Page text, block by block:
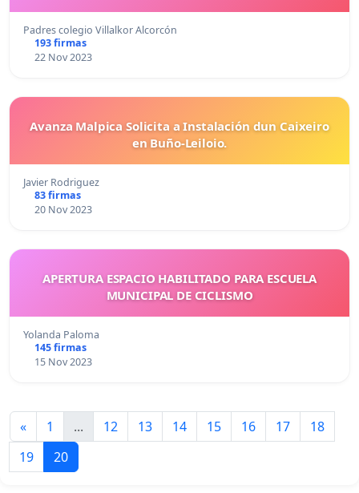
Padres colegio Villalkor Alcorcón
193 firmas
22 Nov 2023
Avanza Malpica Solicita a Instalación dun Caixeiro
en Buño-Leiloio.
Javier Rodriguez
83 firmas
20 Nov 2023
APERTURA ESPACIO HABILITADO PARA ESCUELA
MUNICIPAL DE CICLISMO
Yolanda Paloma
145 firmas
15 Nov 2023
« 1 ... 12 13 14 15 16 17
18
19
20